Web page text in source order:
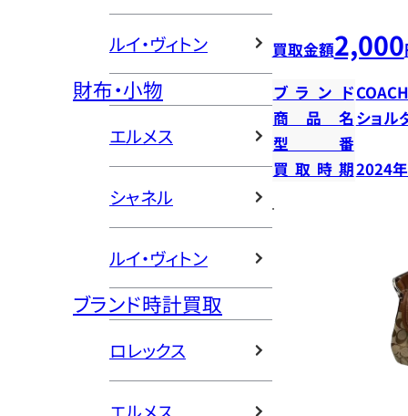
ルイ・ヴィトン
財布・小物
エルメス
シャネル
ルイ・ヴィトン
ブランド時計買取
ロレックス
買取金額2,000
ブランドCOACH
商品名 ショル
型番
買取時期2024